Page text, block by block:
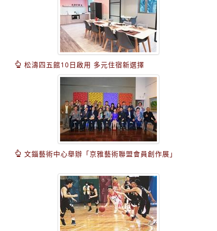
松濤四五館10日啟用 多元住宿新選擇
文錙藝術中心舉辦「京雅藝術聯盟會員創作展」